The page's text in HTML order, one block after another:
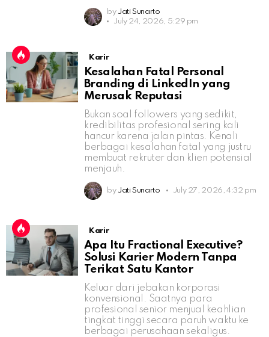
by Jati Sunarto
July 24, 2026, 5:29 pm
Karir
Kesalahan Fatal Personal
Branding di LinkedIn yang
Merusak Reputasi
Bukan soal followers yang sedikit,
kredibilitas profesional sering kali
hancur karena jalan pintas. Kenali
berbagai kesalahan fatal yang justru
membuat rekruter dan klien potensial
menjauh.
by Jati Sunarto July 27, 2026, 4:32 pm
Karir
Apa Itu Fractional Executive?
Solusi Karier Modern Tanpa
Terikat Satu Kantor
Keluar dari jebakan korporasi
konvensional. Saatnya para
profesional senior menjual keahlian
tingkat tinggi secara paruh waktu ke
berbagai perusahaan sekaligus.